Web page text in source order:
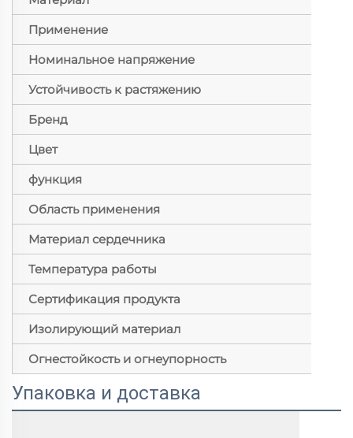
Применение
Номинальное напряжение
Устойчивость к растяжению
Бренд
Цвет
функция
Область применения
Материал сердечника
Температура работы
Сертификация продукта
Изолирующий материал
Огнестойкость и огнеупорность
Упаковка и доставка